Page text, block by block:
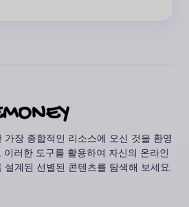
가장 종합적인 리소스에 오신 것을 환영
러한 도구를 활용하여 자신의 온라인
설계된 선별된 콘텐츠를 탐색해 보세요.